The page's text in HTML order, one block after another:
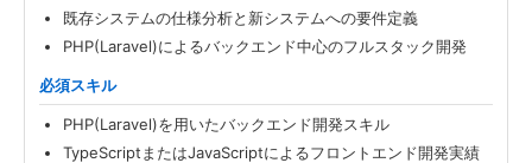
既存システムの仕様分析と新システムへの要件定義
PHP(Laravel)によるバックエンド中心のフルスタック開発
必須スキル
PHP(Laravel)を用いたバックエンド開発スキル
TypeScriptまたはJavaScriptによるフロントエンド開発実績